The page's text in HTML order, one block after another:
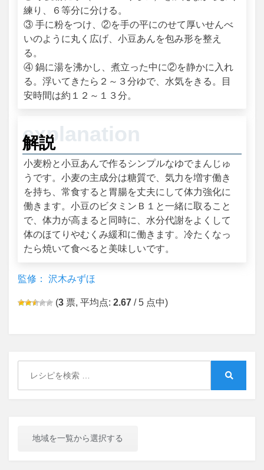
練り、６等分に分ける。
③ 手に粉をつけ、②を手の平にのせて厚いせんべ
いのように丸く広げ、小豆あんを包み形を整え
る。
④ 鍋に湯を沸かし、煮立った中に②を静かに入れ
る。浮いてきたら２～３分ゆで、水気をきる。目
安時間は約１２～１３分。
解説
小麦粉と小豆あんで作るシンプルなゆでまんじゅ
うです。小麦の主成分は糖質で、気力を増す働き
を持ち、常食すると胃腸を丈夫にして体力強化に
働きます。小豆のビタミンＢ１と一緒に取ること
で、体力が高まると同時に、水分代謝をよくして
体のほてりやむくみ緩和に働きます。冷たくなっ
たら焼いて食べると美味しいです。
監修： 沢木みずほ
(3 票, 平均点: 2.67 / 5 点中)
地域を一覧から選択する